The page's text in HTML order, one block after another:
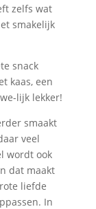
zelfs wat
smakelijk
snack
kaas, een
lijk lekker!
smaakt
veel
wordt ook
dat maakt
liefde
In